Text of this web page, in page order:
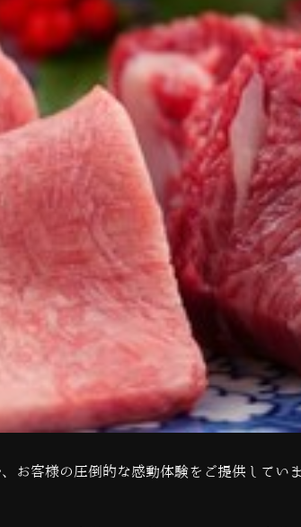
お客様の圧倒的な感動体験をご提供してい